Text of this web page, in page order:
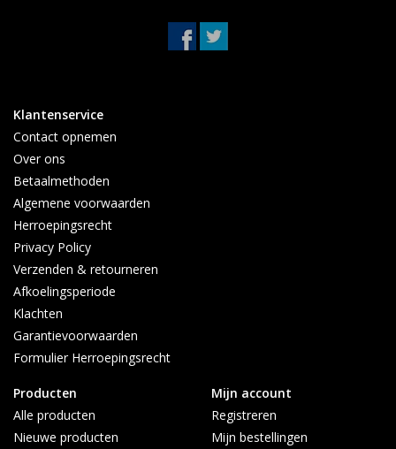
Klantenservice
Contact opnemen
Over ons
Betaalmethoden
Algemene voorwaarden
Herroepingsrecht
Privacy Policy
Verzenden & retourneren
Afkoelingsperiode
Klachten
Garantievoorwaarden
Formulier Herroepingsrecht
Producten
Alle producten
Nieuwe producten
Mijn account
Registreren
Mijn bestellingen